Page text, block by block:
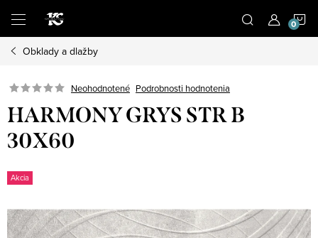
obsah
Obklady a dlažby
Neohodnotené Podrobnosti hodnotenia
HARMONY GRYS STR B
30X60
Akcia